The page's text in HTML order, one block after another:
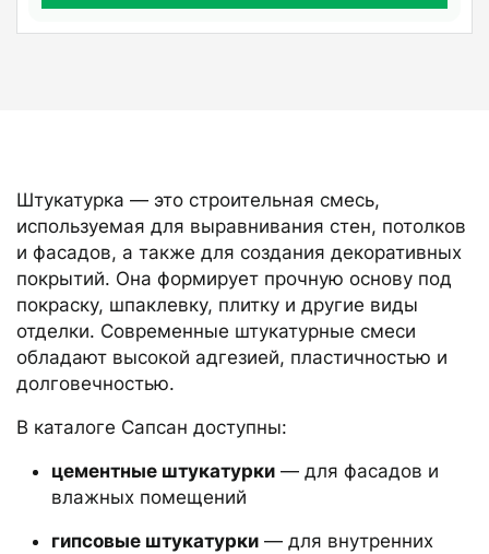
Штукатурка — это строительная смесь,
используемая для выравнивания стен, потолков
и фасадов, а также для создания декоративных
покрытий. Она формирует прочную основу под
покраску, шпаклевку, плитку и другие виды
отделки. Современные штукатурные смеси
обладают высокой адгезией, пластичностью и
долговечностью.
В каталоге Сапсан доступны:
цементные штукатурки — для фасадов и
влажных помещений
гипсовые штукатурки — для внутренних